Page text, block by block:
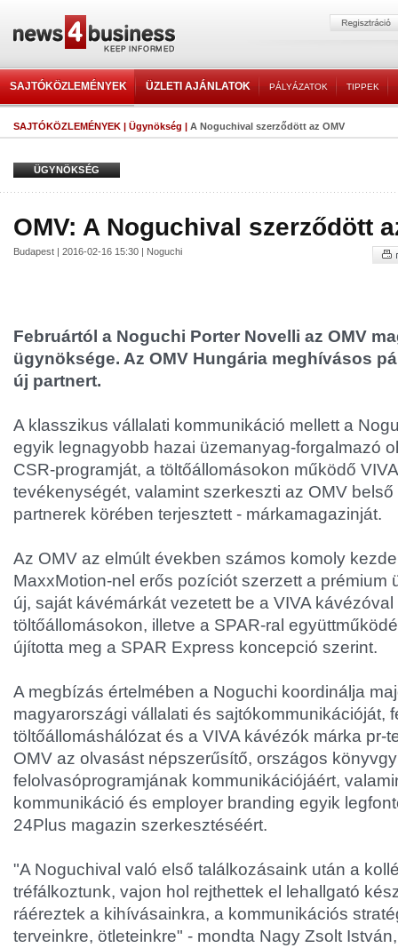
SAJTÓKÖZLEMÉNYEK ÜZLETI AJÁNLATOK PÁLYÁZATOK TIPPEK
SAJTÓKÖZLEMÉNYEK | Ügynökség | A Noguchival szerződött az OMV
ÜGYNÖKSÉG
OMV: A Noguchival szerződött
Budapest | 2016-02-16 15:30 | Noguchi
Februártól a Noguchi Porter Novelli az OMV
ügynöksége. Az OMV Hungária meghívásos
új partnert.
A klasszikus vállalati kommunikáció mellett a
egyik legnagyobb hazai üzemanyag-forgalmazó
CSR-programját, a töltőállomásokon működő
tevékenységét, valamint szerkeszti az OMV
partnerek körében terjesztett - márkamagazinját.
Az OMV az elmúlt években számos komoly
MaxxMotion-nel erős pozíciót szerzett a prémium
új, saját kávémárkát vezetett be a VIVA
töltőállomásokon, illetve a SPAR-ral
újította meg a SPAR Express koncepció szerint.
A megbízás értelmében a Noguchi koordinálja
magyarországi vállalati és sajtókommunikációját,
töltőállomáshálózat és a VIVA kávézók márka pr-
OMV az olvasást népszerűsítő, országos
felolvasóprogramjának kommunikációjáért,
kommunikáció és employer branding egyik
24Plus magazin szerkesztéséért.
"A Noguchival való első találkozásaink után a
tréfálkoztunk, vajon hol rejthettek el lehallgató
ráéreztek a kihívásainkra, a kommunikációs
terveinkre, ötleteinkre" - mondta Nagy Zsolt